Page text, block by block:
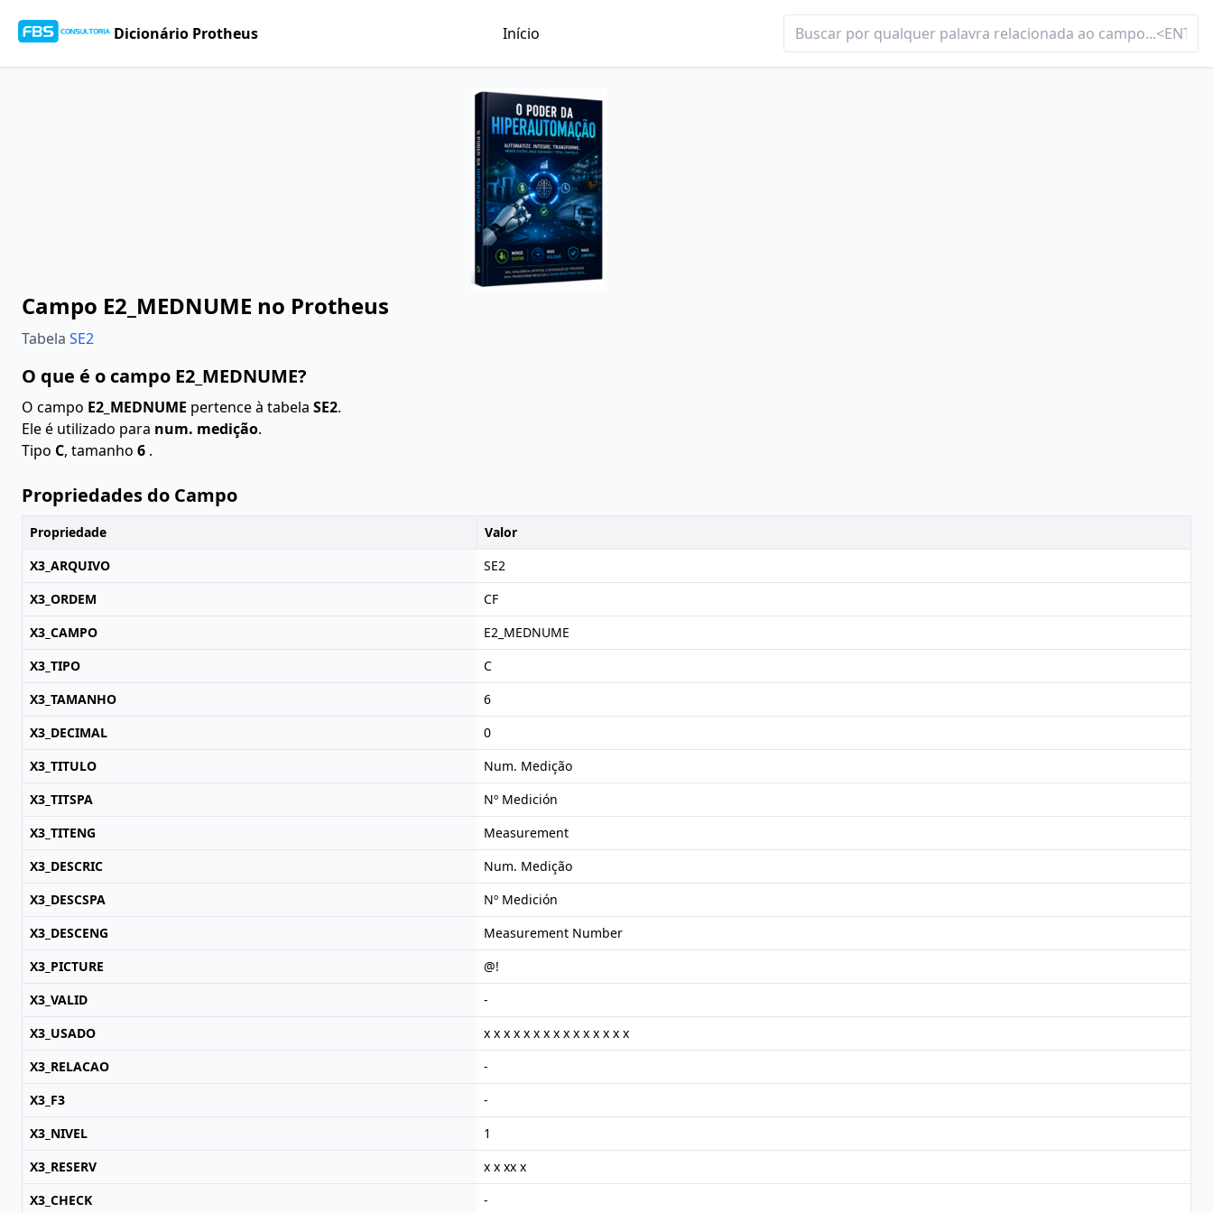
Dicionário Protheus Início
Campo E2_MEDNUME no Protheus
Tabela SE2
O que é o campo E2_MEDNUME?
O campo E2_MEDNUME pertence à tabela SE2.
Ele é utilizado para num. medição.
Tipo C, tamanho 6 .
Propriedades do Campo
Propriedade
Valor
X3_ARQUIVO
SE2
X3_ORDEM
CF
X3_CAMPO
E2_MEDNUME
X3_TIPO
C
X3_TAMANHO
6
X3_DECIMAL
0
X3_TITULO
Num. Medição
X3_TITSPA
Nº Medición
X3_TITENG
Measurement
X3_DESCRIC
Num. Medição
X3_DESCSPA
Nº Medición
X3_DESCENG
Measurement Number
X3_PICTURE
@!
X3_VALID
-
X3_USADO
x x x x x x x x x x x x x x x
X3_RELACAO
-
X3_F3
-
X3_NIVEL
1
X3_RESERV
x x xx x
X3_CHECK
-